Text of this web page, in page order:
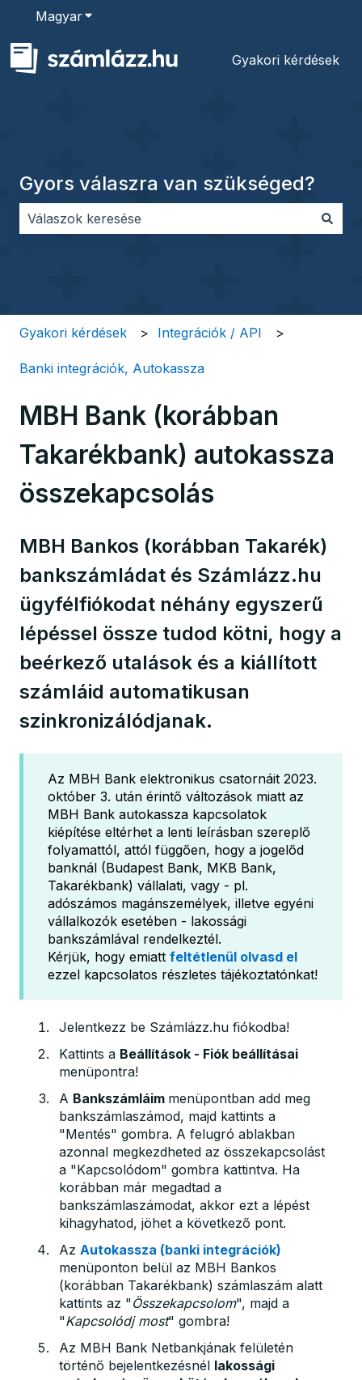
MagyarAlmenü megjelenítése fordításokhoz
Gyakori kérdések
Gyors válaszra van szükséged?
Gyakori kérdések Integrációk / API
Banki integrációk, Autokassza
MBH Bank (korábban
Takarékbank) autokassza
összekapcsolás
MBH Bankos (korábban Takarék)
bankszámládat és Számlázz.hu
ügyfélfiókodat néhány egyszerű
lépéssel össze tudod kötni, hogy a
beérkező utalások és a kiállított
számláid automatikusan
szinkronizálódjanak.
Az MBH Bank elektronikus csatornáit 2023.
október 3. után érintő változások miatt az
MBH Bank autokassza kapcsolatok
kiépítése eltérhet a lenti leírásban szereplő
folyamattól, attól függően, hogy a jogelőd
banknál (Budapest Bank, MKB Bank,
Takarékbank) vállalati, vagy - pl.
adószámos magánszemélyek, illetve egyéni
vállalkozók esetében - lakossági
bankszámlával rendelkeztél.
Kérjük, hogy emiatt feltétlenül olvasd el
ezzel kapcsolatos részletes tájékoztatónkat!
Jelentkezz be Számlázz.hu fiókodba!
Kattints a Beállítások - Fiók beállításai
menüpontra!
A Bankszámláim menüpontban add meg
bankszámlaszámod, majd kattints a
"Mentés" gombra. A felugró ablakban
azonnal megkezdheted az összekapcsolást
a "Kapcsolódom" gombra kattintva. Ha
korábban már megadtad a
bankszámlaszámodat, akkor ezt a lépést
kihagyhatod, jöhet a következő pont.
Az Autokassza (banki integrációk)
menüponton belül az MBH Bankos
(korábban Takarékbank) számlaszám alatt
kattints az "Összekapcsolom", majd a
"Kapcsolódj most" gombra!
Az MBH Bank Netbankjának felületén
történő bejelentkezésnél lakossági